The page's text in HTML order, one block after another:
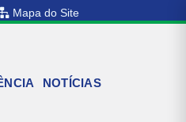
Mapa do Site
NOTÍCIAS